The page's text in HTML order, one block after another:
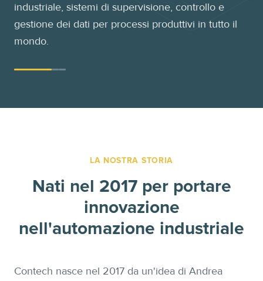
industriale, sistemi di supervisione, controllo e
gestione dei dati per processi produttivi in tutto il
mondo.
LA NOSTRA STORIA
Nati nel 2017 per portare
innovazione
nell'automazione industriale
Contech nasce nel 2017 da un'idea di Andrea